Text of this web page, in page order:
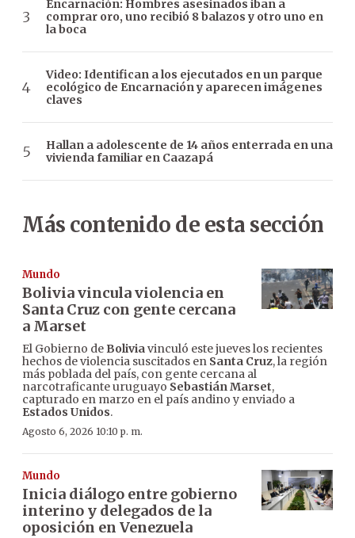
Encarnación: Hombres asesinados iban a
comprar oro, uno recibió 8 balazos y otro uno en
la boca
Video: Identifican a los ejecutados en un parque
ecológico de Encarnación y aparecen imágenes
claves
Hallan a adolescente de 14 años enterrada en una
vivienda familiar en Caazapá
Más contenido de esta sección
Mundo
Bolivia vincula violencia en
Santa Cruz con gente cercana
a Marset
El Gobierno de Boliviavinculó este jueves los recientes
hechos de violencia suscitados en Santa Cruz, la región
más poblada del país, con gente cercana al
narcotraficante uruguayo Sebastián Marset,
capturado en marzo en el país andino y enviado a
Estados Unidos.
Agosto 6, 2026 10:10 p. m.
Mundo
Inicia diálogo entre gobierno
interino y delegados de la
oposición en Venezuela